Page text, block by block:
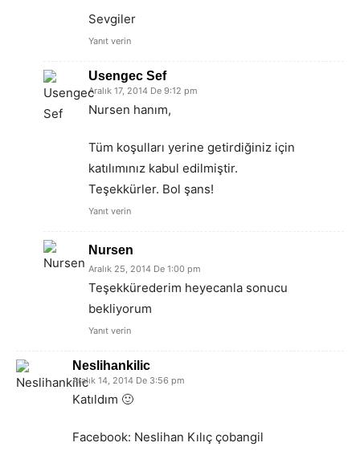
Sevgiler
Yanıt verin
Usengec Sef
Aralık 17, 2014 De 9:12 pm
Nursen hanım,
Tüm koşulları yerine getirdiğiniz için
katılımınız kabul edilmiştir.
Teşekkürler. Bol şans!
Yanıt verin
Nursen
Aralık 25, 2014 De 1:00 pm
Teşekkürederim heyecanla sonucu
bekliyorum
Yanıt verin
Neslihankilic
Aralık 14, 2014 De 3:56 pm
Katıldım 🙂
Facebook: Neslihan Kılıç çobangil